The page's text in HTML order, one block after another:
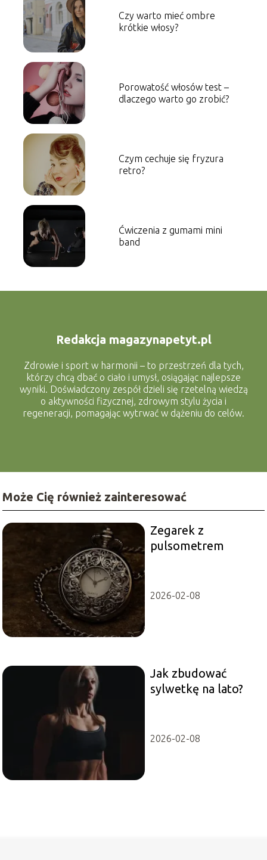
Czy warto mieć ombre
krótkie włosy?
Porowatość włosów test –
dlaczego warto go zrobić?
Czym cechuje się fryzura
retro?
Ćwiczenia z gumami mini
band
Redakcja magazynapetyt.pl
Zdrowie i sport w harmonii – to przestrzeń dla tych,
którzy chcą dbać o ciało i umysł, osiągając najlepsze
wyniki. Doświadczony zespół dzieli się rzetelną wiedzą
o aktywności fizycznej, zdrowym stylu życia i
regeneracji, pomagając wytrwać w dążeniu do celów.
Może Cię również zainteresować
Zegarek z
pulsometrem
2026-02-08
Jak zbudować
sylwetkę na lato?
2026-02-08